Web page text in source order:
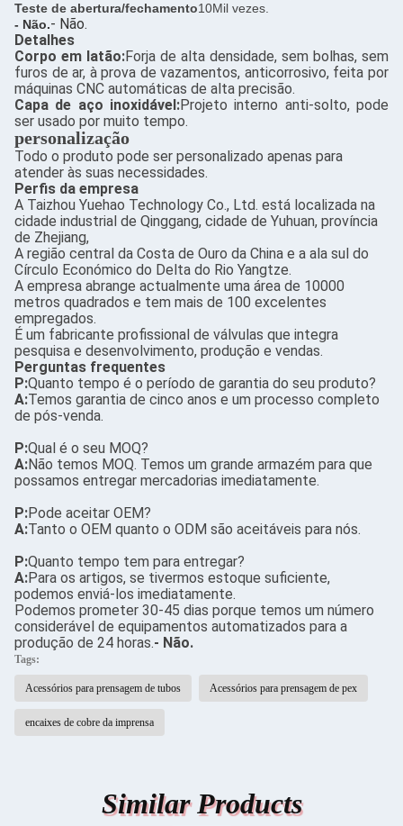
Teste de abertura/fechamento10Mil vezes.
- Não.- Não.
Detalhes
Corpo em latão:Forja de alta densidade, sem bolhas, sem
furos de ar, à prova de vazamentos, anticorrosivo, feita por
máquinas CNC automáticas de alta precisão.
Capa de aço inoxidável:Projeto interno anti-solto, pode
ser usado por muito tempo.
personalização
Todo o produto pode ser personalizado apenas para
atender às suas necessidades.
Perfis da empresa
A Taizhou Yuehao Technology Co., Ltd. está localizada na
cidade industrial de Qinggang, cidade de Yuhuan, província
de Zhejiang,
A região central da Costa de Ouro da China e a ala sul do
Círculo Económico do Delta do Rio Yangtze.
A empresa abrange actualmente uma área de 10000
metros quadrados e tem mais de 100 excelentes
empregados.
É um fabricante profissional de válvulas que integra
pesquisa e desenvolvimento, produção e vendas.
Perguntas frequentes
P:Quanto tempo é o período de garantia do seu produto?
A:Temos garantia de cinco anos e um processo completo
de pós-venda.
P:Qual é o seu MOQ?
A:Não temos MOQ. Temos um grande armazém para que
possamos entregar mercadorias imediatamente.
P:Pode aceitar OEM?
A:Tanto o OEM quanto o ODM são aceitáveis para nós.
P:Quanto tempo tem para entregar?
A:Para os artigos, se tivermos estoque suficiente,
podemos enviá-los imediatamente.
Podemos prometer 30-45 dias porque temos um número
considerável de equipamentos automatizados para a
produção de 24 horas.- Não.
Tags:
Acessórios para prensagem de tubos Acessórios para prensagem de pex
encaixes de cobre da imprensa
Similar Products